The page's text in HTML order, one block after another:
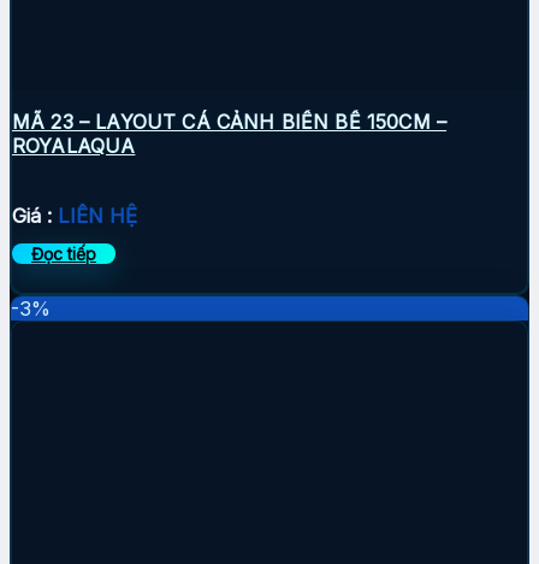
MÃ 23 – LAYOUT CÁ CẢNH BIỂN BỂ 150CM –
ROYALAQUA
Giá : LIÊN HỆ
Đọc tiếp
-3%